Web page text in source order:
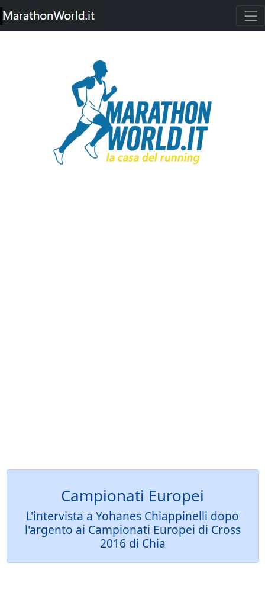
Campionati Europei
L'intervista a Yohanes Chiappinelli dopo
l'argento ai Campionati Europei di Cross
2016 di Chia